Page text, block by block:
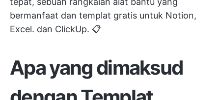
bermanfaat dan templat gratis untuk Notion,
Excel. dan ClickUp. 📋
Apa yang dimaksud